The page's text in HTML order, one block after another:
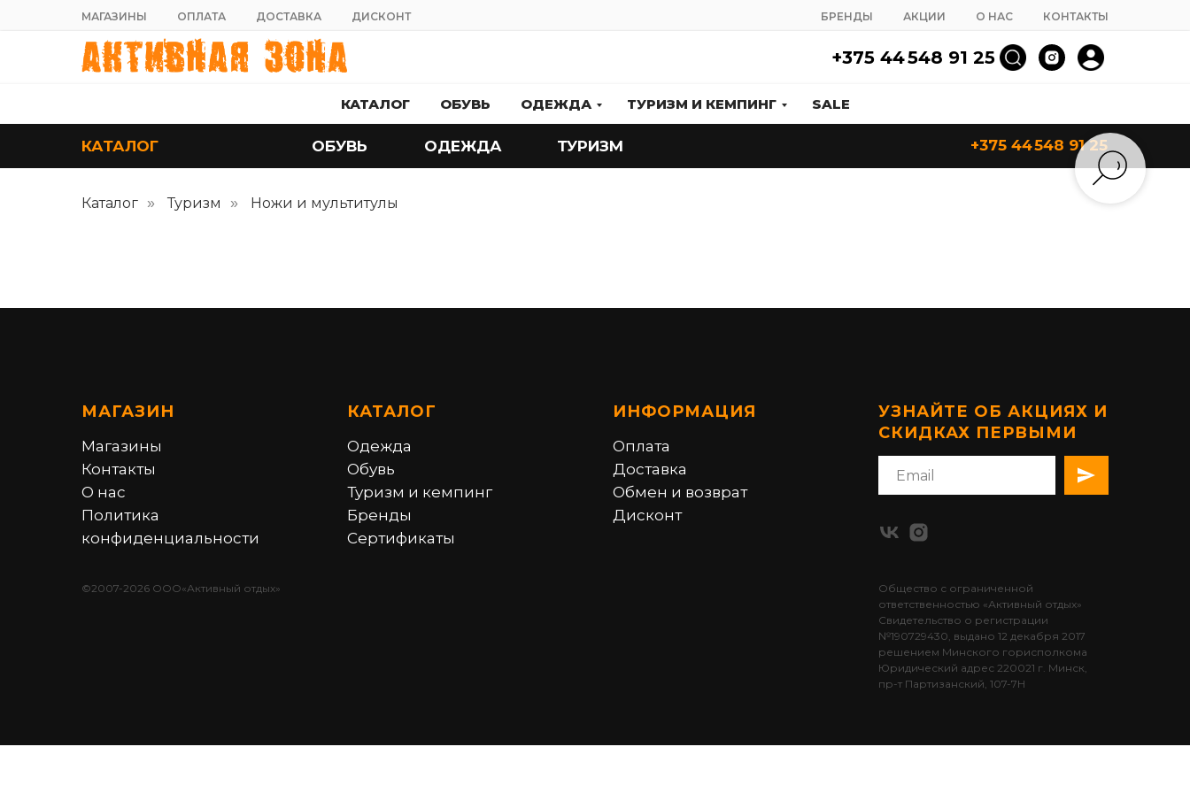
МАГАЗИНЫ ОПЛАТА ДОСТАВКА ДИСКОНТ БРЕНДЫ АКЦИИ О НАС КОНТАКТЫ
+375 44 548 91 25
КАТАЛОГ ОБУВЬ ОДЕЖДА ТУРИЗМ И КЕМПИНГ SALE
КАТАЛОГ +375 44 548 91 25
ОДЕЖДА
ОБУВЬ ТУРИЗМ
Каталог » Туризм » Ножи и мультитулы
МАГАЗИН
Магазины
Контакты
О нас
Политика
конфиденциальности
КАТАЛОГ
Одежда
Обувь
Туризм и кемпинг
Бренды
Сертификаты
ИНФОРМАЦИЯ
Оплата
Доставка
Обмен и возврат
Дисконт
УЗНАЙТЕ ОБ АКЦИЯХ И
СКИДКАХ ПЕРВЫМИ
©2007-2026 ООО«Активный отдых»
Общество с ограниченной
ответственностью «Активный отдых»
Cвидетельство о регистрации
№190729430, выдано 12 декабря 2017
решением Минского горисполкома
Юридический адрес 220021 г. Минск,
пр-т Партизанский, 107-7Н